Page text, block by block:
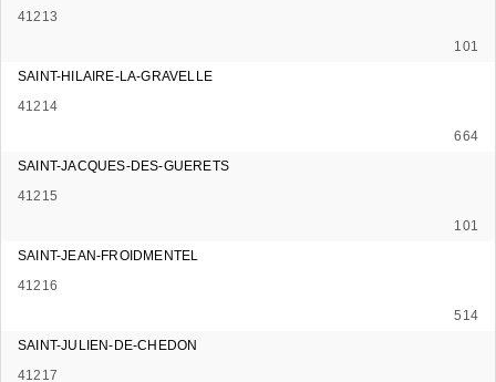
41213
101
SAINT-HILAIRE-LA-GRAVELLE
41214
664
SAINT-JACQUES-DES-GUERETS
41215
101
SAINT-JEAN-FROIDMENTEL
41216
514
SAINT-JULIEN-DE-CHEDON
41217